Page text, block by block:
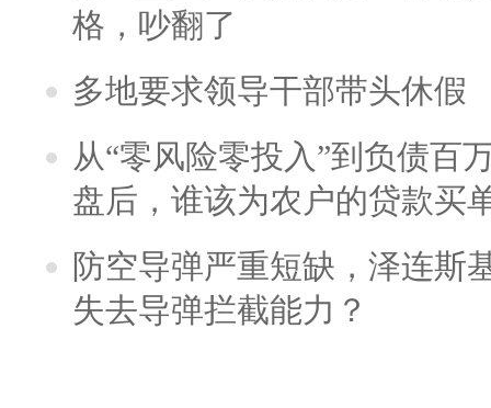
格，吵翻了
多地要求领导干部带头休假
从“零风险零投入”到负债百
盘后，谁该为农户的贷款买
防空导弹严重短缺，泽连斯
失去导弹拦截能力？